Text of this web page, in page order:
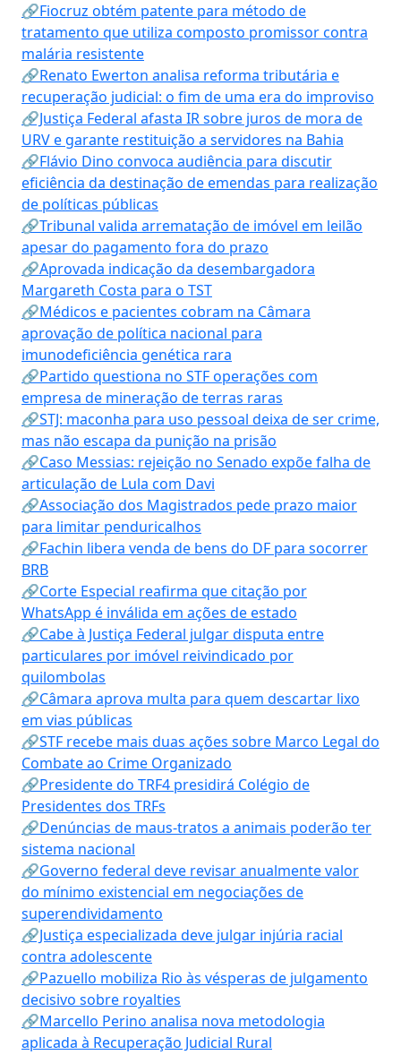
🔗Fiocruz obtém patente para método de
tratamento que utiliza composto promissor contra
malária resistente
🔗Renato Ewerton analisa reforma tributária e
recuperação judicial: o fim de uma era do improviso
🔗Justiça Federal afasta IR sobre juros de mora de
URV e garante restituição a servidores na Bahia
🔗Flávio Dino convoca audiência para discutir
eficiência da destinação de emendas para realização
de políticas públicas
🔗Tribunal valida arrematação de imóvel em leilão
apesar do pagamento fora do prazo
🔗Aprovada indicação da desembargadora
Margareth Costa para o TST
🔗Médicos e pacientes cobram na Câmara
aprovação de política nacional para
imunodeficiência genética rara
🔗Partido questiona no STF operações com
empresa de mineração de terras raras
🔗STJ: maconha para uso pessoal deixa de ser crime,
mas não escapa da punição na prisão
🔗Caso Messias: rejeição no Senado expõe falha de
articulação de Lula com Davi
🔗Associação dos Magistrados pede prazo maior
para limitar penduricalhos
🔗Fachin libera venda de bens do DF para socorrer
BRB
🔗Corte Especial reafirma que citação por
WhatsApp é inválida em ações de estado
🔗Cabe à Justiça Federal julgar disputa entre
particulares por imóvel reivindicado por
quilombolas
🔗Câmara aprova multa para quem descartar lixo
em vias públicas
🔗STF recebe mais duas ações sobre Marco Legal do
Combate ao Crime Organizado
🔗Presidente do TRF4 presidirá Colégio de
Presidentes dos TRFs
🔗Denúncias de maus-tratos a animais poderão ter
sistema nacional
🔗Governo federal deve revisar anualmente valor
do mínimo existencial em negociações de
superendividamento
🔗Justiça especializada deve julgar injúria racial
contra adolescente
🔗Pazuello mobiliza Rio às vésperas de julgamento
decisivo sobre royalties
🔗Marcello Perino analisa nova metodologia
aplicada à Recuperação Judicial Rural